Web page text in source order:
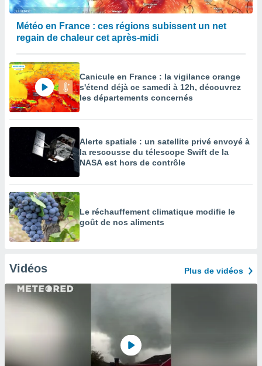
Météo en France : ces régions subissent un net
regain de chaleur cet après-midi
Canicule en France : la vigilance orange
s'étend déjà ce samedi à 12h, découvrez
les départements concernés
Alerte spatiale : un satellite privé envoyé à
la rescousse du télescope Swift de la
NASA est hors de contrôle
Le réchauffement climatique modifie le
goût de nos aliments
Vidéos Plus de vidéos